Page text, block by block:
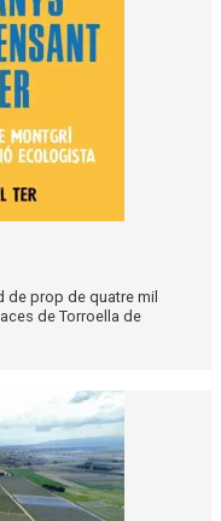
de prop de quatre mil
de Torroella de